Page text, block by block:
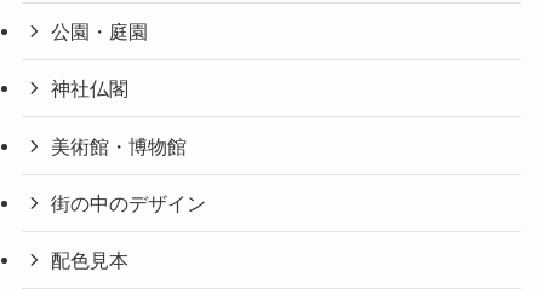
公園・庭園
神社仏閣
美術館・博物館
街の中のデザイン
配色見本